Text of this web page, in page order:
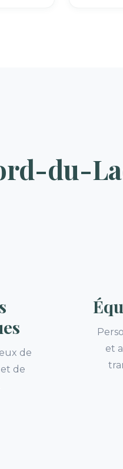
du-
de
de
et